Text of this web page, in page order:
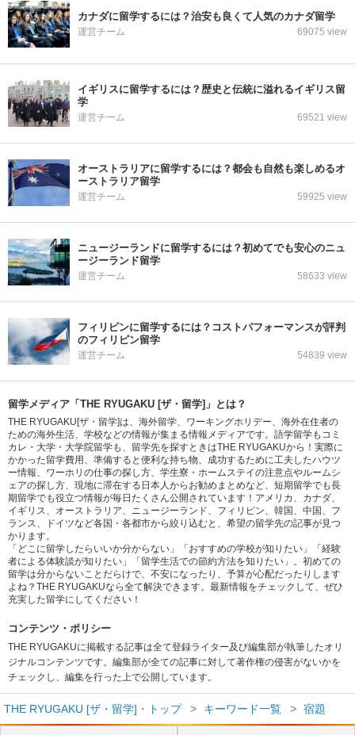
カナダに留学するには？治安も良くて人気のカナダ留学
運営チーム 69075 view
イギリスに留学するには？歴史と伝統に溢れるイギリス留
学
運営チーム 69521 view
オーストラリアに留学するには？都会も自然も楽しめるオ
ーストラリア留学
運営チーム 59925 view
ニュージーランドに留学するには？初めてでも安心のニュ
ージーランド留学
運営チーム 58633 view
フィリピンに留学するには？コストパフォーマンスが評判
のフィリピン留学
運営チーム 54839 view
留学メディア「THE RYUGAKU [ザ・留学]」とは？
THE RYUGAKU[ザ・留学]は、海外留学、ワーキングホリデー、海外在住者の
ための海外生活、学校などの情報が集まる情報メディアです。語学留学もコミ
カレ・大学・大学院留学も、留学先を探すときはTHE RYUGAKUから！実際に
かかった留学費用、準備すると便利な持ち物、成功するために工夫したハウツ
ー情報、ワーホリの仕事の探し方、学生寮・ホームステイの注意点やルームシ
ェアの探し方、現地に滞在する日本人からお勧めまとめなど、短期留学でも長
期留学でも役立つ情報が毎日たくさん公開されています！アメリカ、カナダ、
イギリス、オーストラリア、ニュージーランド、フィリピン、韓国、中国、フ
ランス、ドイツなど各国・各都市から絞り込むと、希望の留学先の記事が見つ
かります。
「どこに留学したらいいか分からない」「おすすめの学校が知りたい」「経験
者による体験談が知りたい」「留学生活での節約方法を知りたい」。初めての
留学は分からないことだらけで、不安になったり、予算が心配だったりします
よね？THE RYUGAKUなら全て解決できます。最新情報をチェックして、ぜひ
充実した留学にしてください！
コンテンツ・ポリシー
THE RYUGAKUに掲載する記事は全て登録ライター及び編集部が執筆したオリ
ジナルコンテンツです。編集部が全ての記事に対して著作権の侵害がないかを
チェックし、編集を行った上で公開しています。
THE RYUGAKU [ザ・留学]・トップ キーワード一覧 宿題